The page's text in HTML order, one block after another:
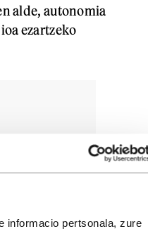
informacio pertsonala, zure
alde, autonomia
ezartzeko